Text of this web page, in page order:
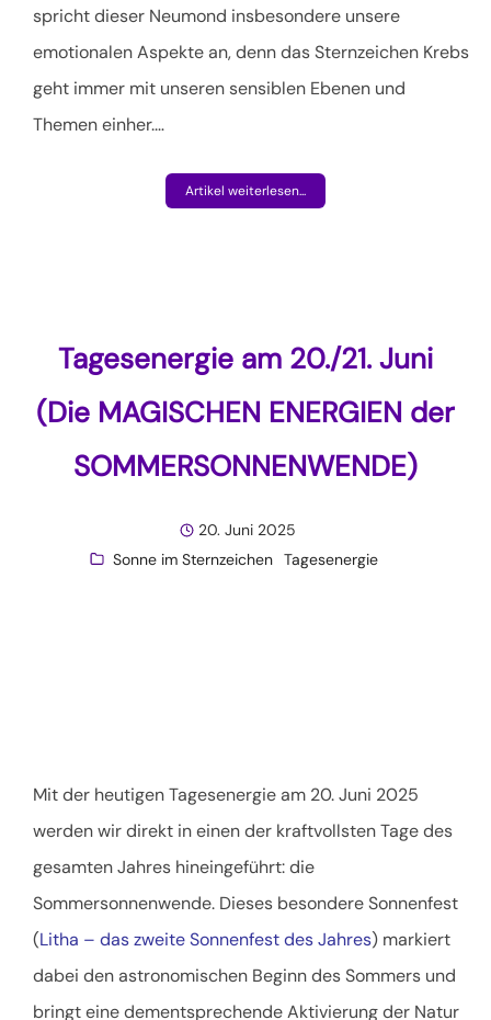
spricht dieser Neumond insbesondere unsere
emotionalen Aspekte an, denn das Sternzeichen Krebs
geht immer mit unseren sensiblen Ebenen und
Themen einher.…
Artikel weiterlesen...
Tagesenergie am 20./21. Juni
(Die MAGISCHEN ENERGIEN der
SOMMERSONNENWENDE)
20. Juni 2025
Sonne im Sternzeichen Tagesenergie
Mit der heutigen Tagesenergie am 20. Juni 2025
werden wir direkt in einen der kraftvollsten Tage des
gesamten Jahres hineingeführt: die
Sommersonnenwende. Dieses besondere Sonnenfest
(Litha – das zweite Sonnenfest des Jahres) markiert
dabei den astronomischen Beginn des Sommers und
bringt eine dementsprechende Aktivierung der Natur